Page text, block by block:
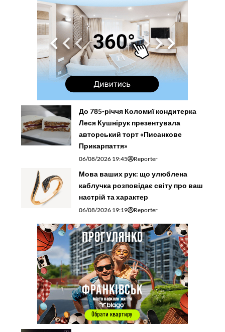
До 785-річчя Коломиї кондитерка
Леся Кушнірук презентувала
авторський торт «Писанкове
Прикарпаття»
06/08/2026 19:45 Reporter
Мова ваших рук: що улюблена
каблучка розповідає світу про ваш
настрій та характер
06/08/2026 19:19 Reporter